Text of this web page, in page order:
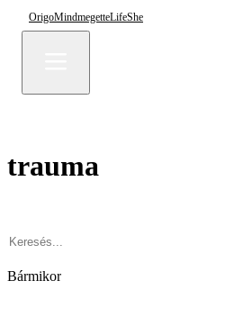
OrigoMindmegetteLifeShe
trauma
Bármikor